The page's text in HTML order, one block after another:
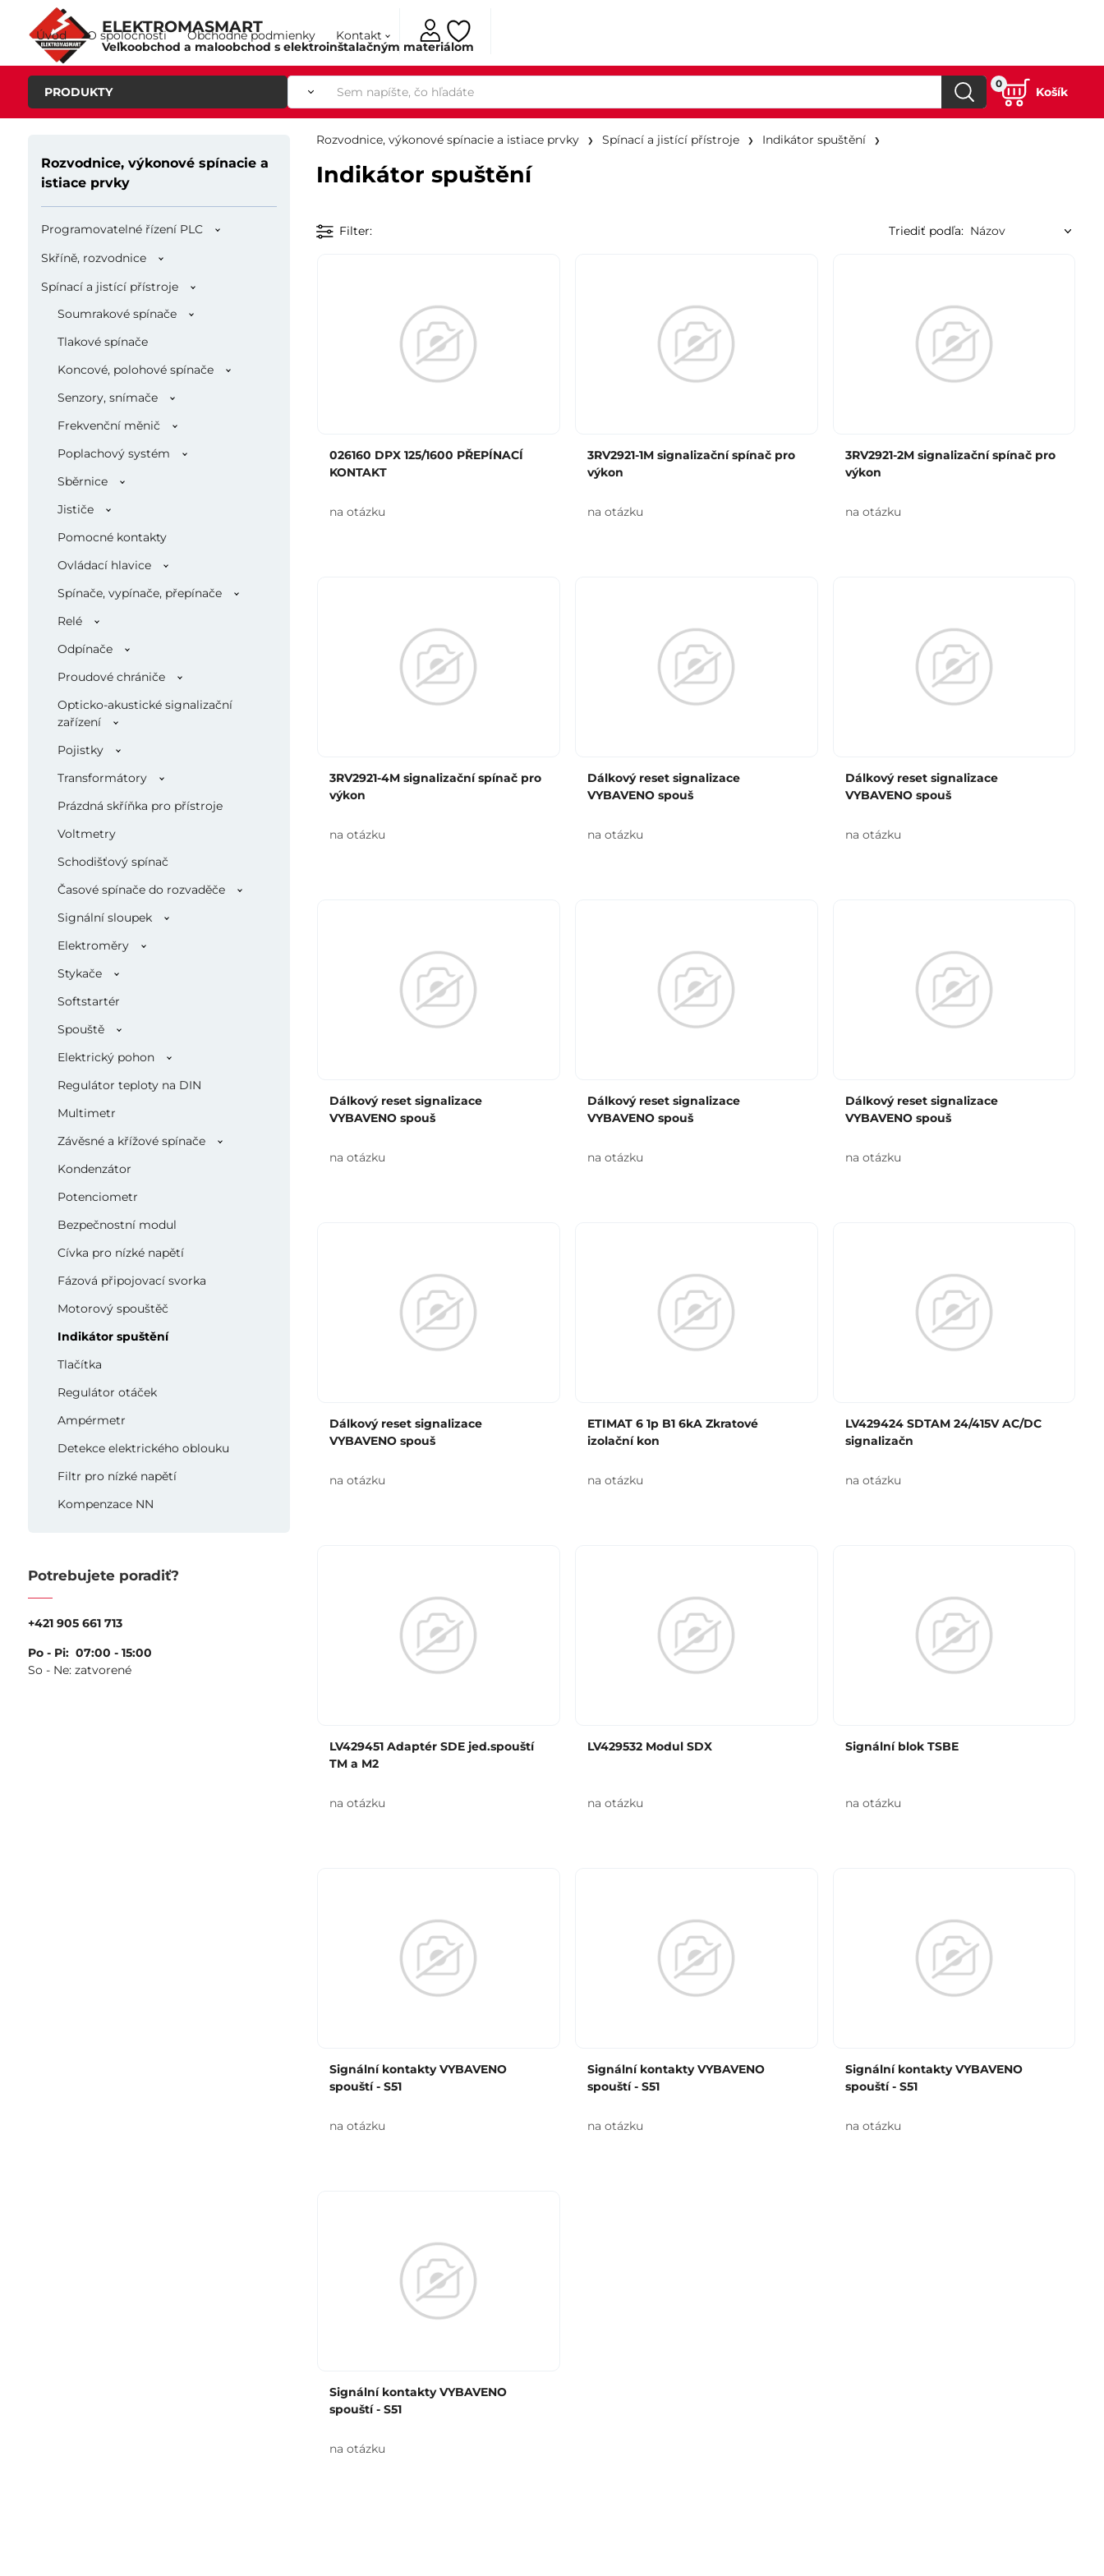
ELEKTROMASMART
Veľkoobchod a maloobchod s elektroinštalačným materiálom
Úvod O spoločnosti Obchodné podmienky Kontakt
PRODUKTY Košík
0
Rozvodnice, výkonové spínacie a
istiace prvky
Programovatelné řízení PLC
Skříně, rozvodnice
Spínací a jistící přístroje
Soumrakové spínače
Tlakové spínače
Koncové, polohové spínače
Senzory, snímače
Frekvenční měnič
Poplachový systém
Sběrnice
Jističe
Pomocné kontakty
Ovládací hlavice
Spínače, vypínače, přepínače
Relé
Odpínače
Proudové chrániče
Opticko-akustické signalizační
zařízení
Pojistky
Transformátory
Prázdná skříňka pro přístroje
Voltmetry
Schodišťový spínač
Časové spínače do rozvaděče
Signální sloupek
Elektroměry
Stykače
Softstartér
Spouště
Elektrický pohon
Regulátor teploty na DIN
Multimetr
Závěsné a křížové spínače
Kondenzátor
Potenciometr
Bezpečnostní modul
Cívka pro nízké napětí
Fázová připojovací svorka
Motorový spouštěč
Indikátor spuštění
Tlačítka
Regulátor otáček
Ampérmetr
Detekce elektrického oblouku
Filtr pro nízké napětí
Kompenzace NN
Potrebujete poradiť?
+421 905 661 713
Po - Pi: 07:00 - 15:00
So - Ne: zatvorené
Rozvodnice, výkonové spínacie a istiace prvky Spínací a jistící přístroje Indikátor spuštění
Indikátor spuštění
Filter Triediť podľa:
026160 DPX 125/1600 PŘEPÍNACÍ
KONTAKT
na otázku
3RV2921-1M signalizační spínač pro
výkon
na otázku
3RV2921-2M signalizační spínač pro
výkon
na otázku
3RV2921-4M signalizační spínač pro
výkon
na otázku
Dálkový reset signalizace
VYBAVENO spouš
na otázku
Dálkový reset signalizace
VYBAVENO spouš
na otázku
Dálkový reset signalizace
VYBAVENO spouš
na otázku
Dálkový reset signalizace
VYBAVENO spouš
na otázku
Dálkový reset signalizace
VYBAVENO spouš
na otázku
Dálkový reset signalizace
VYBAVENO spouš
na otázku
ETIMAT 6 1p B1 6kA Zkratové
izolační kon
na otázku
LV429424 SDTAM 24/415V AC/DC
signalizačn
na otázku
LV429451 Adaptér SDE jed.spouští
TM a M2
na otázku
LV429532 Modul SDX
na otázku
Signální blok TSBE
na otázku
Signální kontakty VYBAVENO
spouští - S51
na otázku
Signální kontakty VYBAVENO
spouští - S51
na otázku
Signální kontakty VYBAVENO
spouští - S51
na otázku
Signální kontakty VYBAVENO
spouští - S51
na otázku